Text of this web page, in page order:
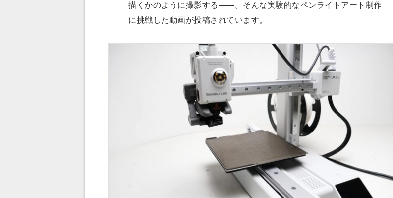
描くかのように撮影する――。そんな実験的なペンライトアート制作
に挑戦した動画が投稿されています。